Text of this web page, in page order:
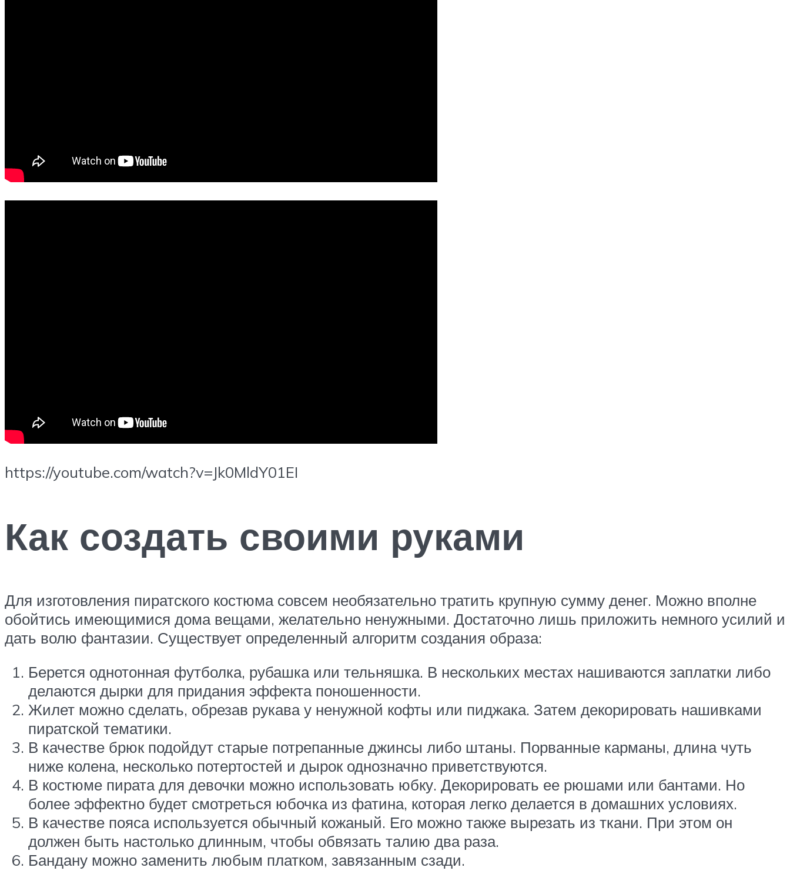
https://youtube.com/watch?v=Jk0MldY01EI
Как создать своими руками
Для изготовления пиратского костюма совсем необязательно тратить крупную сумму денег. Можно вполне
обойтись имеющимися дома вещами, желательно ненужными. Достаточно лишь приложить немного усилий и
дать волю фантазии. Существует определенный алгоритм создания образа:
Берется однотонная футболка, рубашка или тельняшка. В нескольких местах нашиваются заплатки либо
делаются дырки для придания эффекта поношенности.
Жилет можно сделать, обрезав рукава у ненужной кофты или пиджака. Затем декорировать нашивками
пиратской тематики.
В качестве брюк подойдут старые потрепанные джинсы либо штаны. Порванные карманы, длина чуть
ниже колена, несколько потертостей и дырок однозначно приветствуются.
В костюме пирата для девочки можно использовать юбку. Декорировать ее рюшами или бантами. Но
более эффектно будет смотреться юбочка из фатина, которая легко делается в домашних условиях.
В качестве пояса используется обычный кожаный. Его можно также вырезать из ткани. При этом он
должен быть настолько длинным, чтобы обвязать талию два раза.
Бандану можно заменить любым платком, завязанным сзади.